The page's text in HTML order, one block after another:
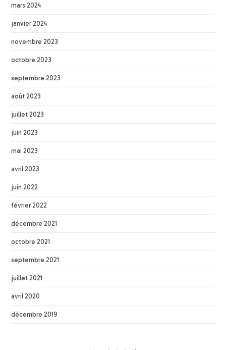
mars 2024
janvier 2024
novembre 2023
octobre 2023
septembre 2023
août 2023
juillet 2023
juin 2023
mai 2023
avril 2023
juin 2022
février 2022
décembre 2021
octobre 2021
septembre 2021
juillet 2021
avril 2020
décembre 2019